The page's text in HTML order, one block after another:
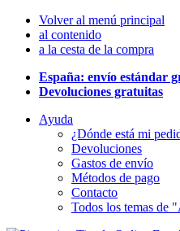
Volver al menú principal
al contenido
a la cesta de la compra
España: envío estándar
Devoluciones gratuitas
Ayuda
¿Dónde está mi
Devoluciones
Gastos de envío
Métodos de pago
Contacto
Todos los temas de